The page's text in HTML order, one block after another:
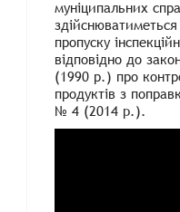
муніципальних
пропуску
відповідно до
(1990 р.) про
продуктів з
№ 4 (2014 p.).